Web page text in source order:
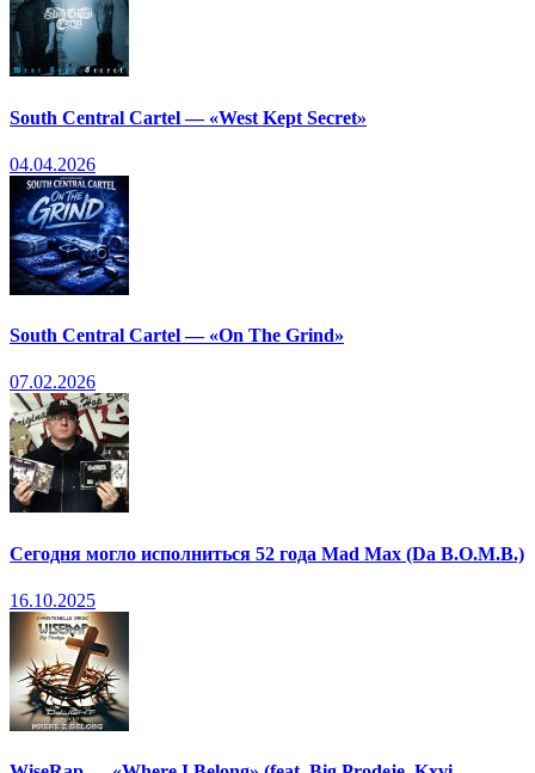
South Central Cartel — «West Kept Secret»
04.04.2026
South Central Cartel — «On The Grind»
07.02.2026
Сегодня могло исполниться 52 года Mad Max (Da B.O.M.B.)
16.10.2025